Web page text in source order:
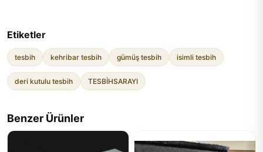
Etiketler
tesbih kehribar tesbih gümüş tesbih isimli tesbih
deri kutulu tesbih TESBİHSARAYI
Benzer Ürünler